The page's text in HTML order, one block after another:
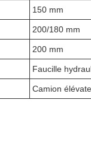
150 mm
200/180 mm
200 mm
Faucille
Camion